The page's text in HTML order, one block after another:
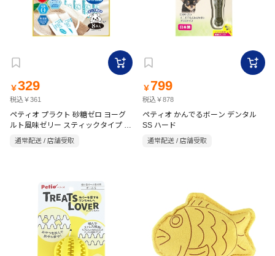
￥329
税込￥361
ペティオ プラクト 砂糖ゼロ ヨーグ
ルト風味ゼリー スティックタイプ 8
本入
通常配送 / 店舗受取
￥ 799
税込￥878
ペティオ かんでるボーン デンタル
SS ハード
通常配送 / 店舗受取